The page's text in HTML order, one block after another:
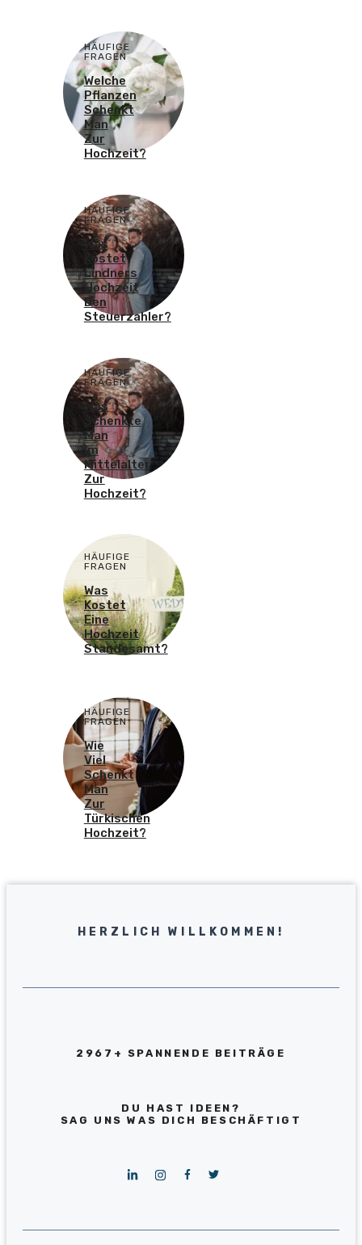
HÄUFIGE
FRAGEN
Welche
Pflanzen
Schenkt
Man
Zur
Hochzeit?
HÄUFIGE
FRAGEN
Was
Kostet
Lindners
Hochzeit
Den
Steuerzahler?
HÄUFIGE
FRAGEN
Was
Schenkte
Man
Im
Mittelalter
Zur
Hochzeit?
HÄUFIGE
FRAGEN
Was
Kostet
Eine
Hochzeit
Standesamt?
HÄUFIGE
FRAGEN
Wie
Viel
Schenkt
Man
Zur
Türkischen
Hochzeit?
HERZLICH WILLKOMMEN!
2967+ SPANNENDE BEITRÄGE
DU HAST IDEEN?
SAG UNS WAS DICH BESCHÄFTIGT